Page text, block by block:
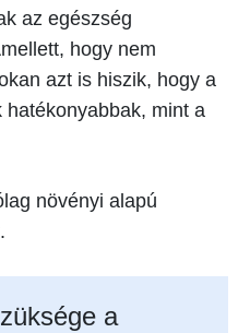
az egészség
hogy nem
azt is hiszik, hogy a
mint a
növényi alapú
a